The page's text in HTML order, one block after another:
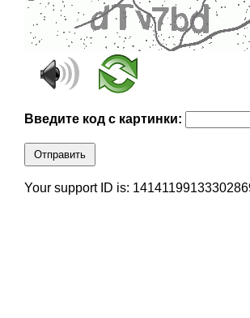
Введите код с картинки:
Отправить
Your support ID is: